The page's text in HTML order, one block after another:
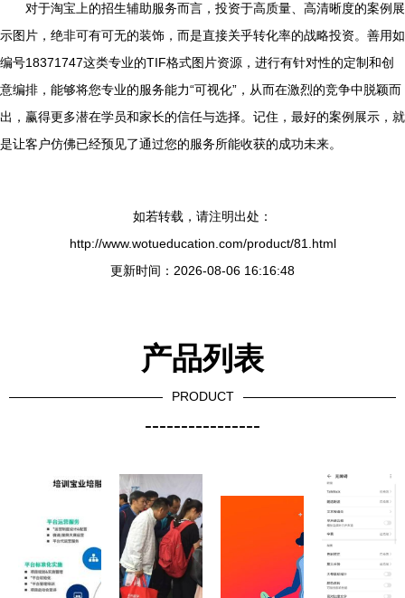
对于淘宝上的招生辅助服务而言，投资于高质量、高清晰度的案例展
示图片，绝非可有可无的装饰，而是直接关乎转化率的战略投资。善用如
编号18371747这类专业的TIF格式图片资源，进行有针对性的定制和创
意编排，能够将您专业的服务能力“可视化”，从而在激烈的竞争中脱颖而
出，赢得更多潜在学员和家长的信任与选择。记住，最好的案例展示，就
是让客户仿佛已经预见了通过您的服务所能收获的成功未来。
如若转载，请注明出处：
http://www.wotueducation.com/product/81.html
更新时间：2026-08-06 16:16:48
产品列表
PRODUCT
----------------